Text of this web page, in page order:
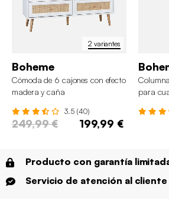
2 variantes
Boheme
Cómoda de 6 cajones con efecto
madera y caña
3.5 (40)
249,99 € 199,99 €
para
Producto con garantía
Servicio de atención al cliente